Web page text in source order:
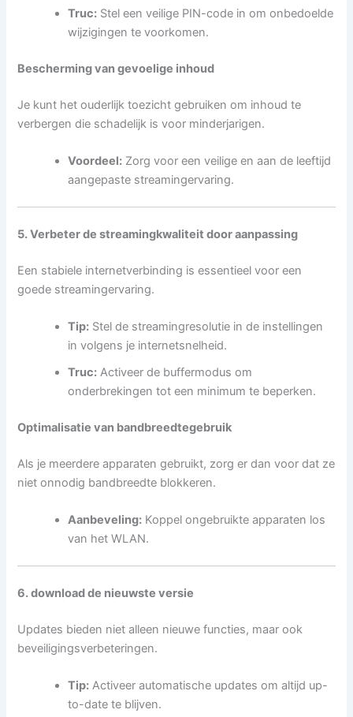
Truc: Stel een veilige PIN-code in om onbedoelde
wijzigingen te voorkomen.
Bescherming van gevoelige inhoud
Je kunt het ouderlijk toezicht gebruiken om inhoud te
verbergen die schadelijk is voor minderjarigen.
Voordeel: Zorg voor een veilige en aan de leeftijd
aangepaste streamingervaring.
5. Verbeter de streamingkwaliteit door aanpassing
Een stabiele internetverbinding is essentieel voor een
goede streamingervaring.
Tip: Stel de streamingresolutie in de instellingen
in volgens je internetsnelheid.
Truc: Activeer de buffermodus om
onderbrekingen tot een minimum te beperken.
Optimalisatie van bandbreedtegebruik
Als je meerdere apparaten gebruikt, zorg er dan voor dat ze
niet onnodig bandbreedte blokkeren.
Aanbeveling: Koppel ongebruikte apparaten los
van het WLAN.
6. download de nieuwste versie
Updates bieden niet alleen nieuwe functies, maar ook
beveiligingsverbeteringen.
Tip: Activeer automatische updates om altijd up-
to-date te blijven.